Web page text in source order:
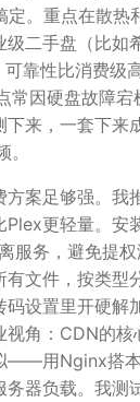
定。重点在散热
级二手盘（比如
靠性比消费级
常因硬盘故障宕
下来，一套下来
方案足够强。我
更轻量。安
服务，避免提
文件，按类型
码设置里开硬解
视角：CDN的核
——用Nginx搭本
器负载。我测